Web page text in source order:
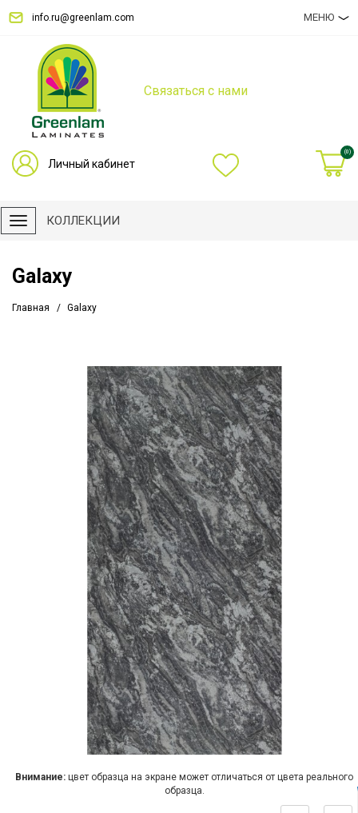
info.ru@greenlam.com МЕНЮ
Связаться с нами
Личный кабинет
(0)
КОЛЛЕКЦИИ
Galaxy
Главная Galaxy
Внимание: цвет образца на экране может отличаться от цвета реального
образца.